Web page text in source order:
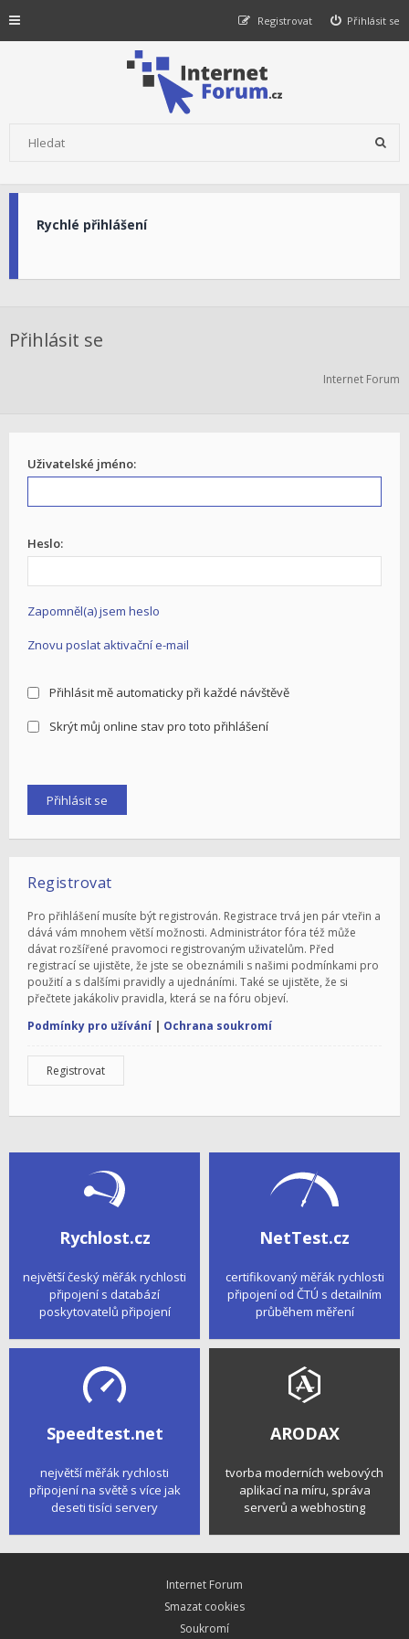
Přihlásit se
Registrovat
Rychlé přihlášení
Přihlásit se
Internet Forum
Uživatelské jméno:
Heslo:
Zapomněl(a) jsem heslo
Znovu poslat aktivační e-mail
Přihlásit mě automaticky při každé návštěvě
Skrýt můj online stav pro toto přihlášení
Registrovat
Pro přihlášení musíte být registrován. Registrace trvá jen pár vteřin a
dává vám mnohem větší možnosti. Administrátor fóra též může
dávat rozšířené pravomoci registrovaným uživatelům. Před
registrací se ujistěte, že jste se obeznámili s našimi podmínkami pro
použití a s dalšími pravidly a ujednáními. Také se ujistěte, že si
přečtete jakákoliv pravidla, která se na fóru objeví.
Podmínky pro užívání | Ochrana soukromí
Registrovat
Rychlost.cz
největší český měřák rychlosti
připojení s databází
poskytovatelů připojení
NetTest.cz
certifikovaný měřák rychlosti
připojení od ČTÚ s detailním
průběhem měření
Speedtest.net
největší měřák rychlosti
připojení na světě s více jak
deseti tisíci servery
ARODAX
tvorba moderních webových
aplikací na míru, správa
serverů a webhosting
Internet Forum
Smazat cookies
Soukromí